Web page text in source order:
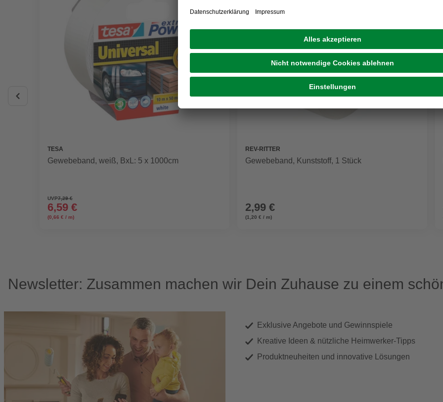
TESA
Gewebeband, weiß, BxL: 5 x 1000cm
UVP7,29 €
6,59 €
(0,66 € / m)
REV-RITTER
Gewebeband, Kunststoff, 1 Stück
2,99 €
(1,20 € / m)
Newsletter: Zusammen machen wir Dein Zuhause zu einem
Exklusive Angebote und Gewinnspiele
Kreative Ideen & nützliche Heimwerker-Tipps
Produktneuheiten und innovative Lösungen